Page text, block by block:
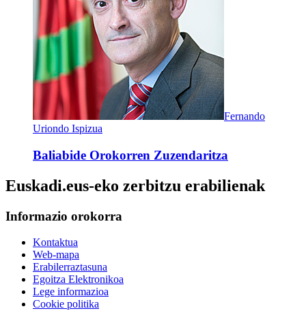
Fernando
Uriondo Ispizua
Baliabide Orokorren Zuzendaritza
Euskadi.eus-eko zerbitzu erabilienak
Informazio orokorra
Kontaktua
Web-mapa
Erabilerraztasuna
Egoitza Elektronikoa
Lege informazioa
Cookie politika